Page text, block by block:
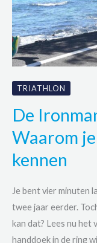
TRIATHLON
De
Waarom
kennen
Je bent vier minuten
twee jaar eerder.
kan dat? Lees nu het
handdoek in de ring